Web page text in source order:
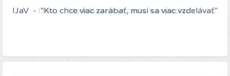
IJaV - "Kto chce viac zarábať, musí sa viac vzdelávať."